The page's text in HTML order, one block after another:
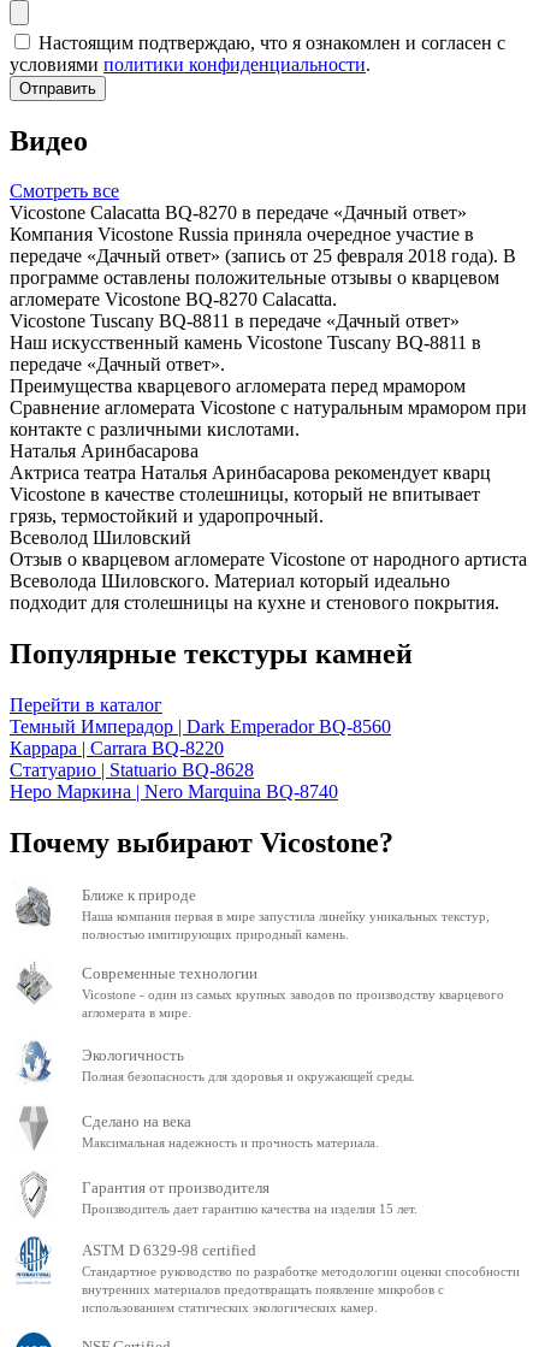
Настоящим подтверждаю, что я ознакомлен и согласен с
условиями политики конфиденциальности.
Отправить
Видео
Смотреть все
Vicostone Calacatta BQ-8270 в передаче «Дачный ответ»
Компания Vicostone Russia приняла очередное участие в
передаче «Дачный ответ» (запись от 25 февраля 2018 года). В
программе оставлены положительные отзывы о кварцевом
агломерате Vicostone BQ-8270 Calacatta.
Vicostone Tuscany BQ-8811 в передаче «Дачный ответ»
Наш искусственный камень Vicostone Tuscany BQ-8811 в
передаче «Дачный ответ».
Преимущества кварцевого агломерата перед мрамором
Сравнение агломерата Vicostone с натуральным мрамором при
контакте с различными кислотами.
Наталья Аринбасарова
Актриса театра Наталья Аринбасарова рекомендует кварц
Vicostone в качестве столешницы, который не впитывает
грязь, термостойкий и ударопрочный.
Всеволод Шиловский
Отзыв о кварцевом агломерате Vicostone от народного артиста
Всеволода Шиловского. Материал который идеально
подходит для столешницы на кухне и стенового покрытия.
Популярные текстуры камней
Перейти в каталог
Темный Имперадор | Dark Emperador BQ-8560
Каррара | Carrara BQ-8220
Статуарио | Statuario BQ-8628
Неро Маркина | Nero Marquina BQ-8740
Почему выбирают Vicostone?
Ближе к природе
Наша компания первая в мире запустила линейку уникальных текстур,
полностью имитирующих природный камень.
Современные технологии
Vicostone - один из самых крупных заводов по производству кварцевого
агломерата в мире.
Экологичность
Полная безопасность для здоровья и окружающей среды.
Сделано на века
Максимальная надежность и прочность материала.
Гарантия от производителя
Производитель дает гарантию качества на изделия 15 лет.
ASTM D 6329-98 certified
Стандартное руководство по разработке методологии оценки способности
внутренних материалов предотвращать появление микробов с
использованием статических экологических камер.